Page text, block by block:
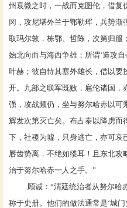
州衰微之时，一战而克图伦，借复
冈，攻尼堪外兰于鄂勒珲，兵势渐
取玛尔敦，栋鄂、哲陈，次第归服
始北向而与海西争雄；所谓‘造攻
叶赫；彼自恃其塞外雄长，借以要
开。九部之联军既败，扈伦诸国，
强，攻战频仍，坐与努尔哈赤以可
辉发次第灭亡矣。布占泰以降虏而
下，社稷为墟，只身逃亡，亦可哀
唇齿势离，不绝如缕耳！且东北
治于努尔哈赤一人之手。”
顾诚 ： “清廷统治者从努尔哈
称于史册。他们的做法通常是‘城